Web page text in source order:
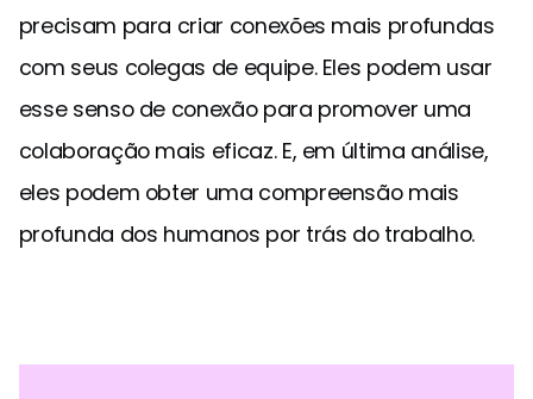
precisam para criar conexões mais profundas
com seus colegas de equipe. Eles podem usar
esse senso de conexão para promover uma
colaboração mais eficaz. E, em última análise,
eles podem obter uma compreensão mais
profunda dos humanos por trás do trabalho.